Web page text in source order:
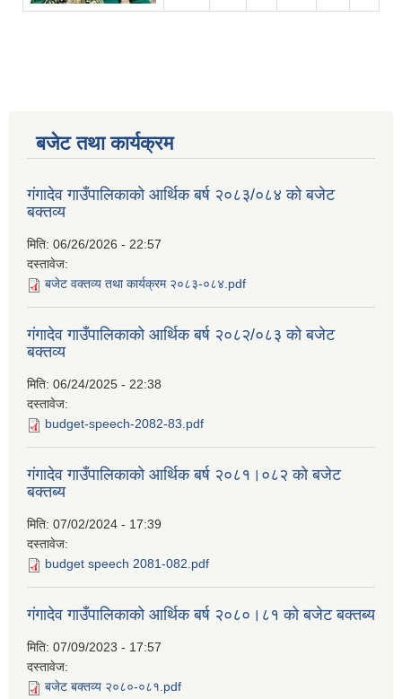
बजेट तथा कार्यक्रम
गंगादेव गाउँपालिकाको आर्थिक बर्ष २०८३/०८४ को बजेट
बक्तव्य
मिति: 06/26/2026 - 22:57
दस्तावेज:
बजेट वक्तव्य तथा कार्यक्रम २०८३-०८४.pdf
गंगादेव गाउँपालिकाको आर्थिक बर्ष २०८२/०८३ को बजेट
बक्तव्य
मिति: 06/24/2025 - 22:38
दस्तावेज:
budget-speech-2082-83.pdf
गंगादेव गाउँपालिकाको आर्थिक बर्ष २०८१।०८२ को बजेट
बक्तब्य
मिति: 07/02/2024 - 17:39
दस्तावेज:
budget speech 2081-082.pdf
गंगादेव गाउँपालिकाको आर्थिक बर्ष २०८०।८१ को बजेट बक्तब्य
मिति: 07/09/2023 - 17:57
दस्तावेज:
बजेट बक्तव्य २०८०-०८१.pdf